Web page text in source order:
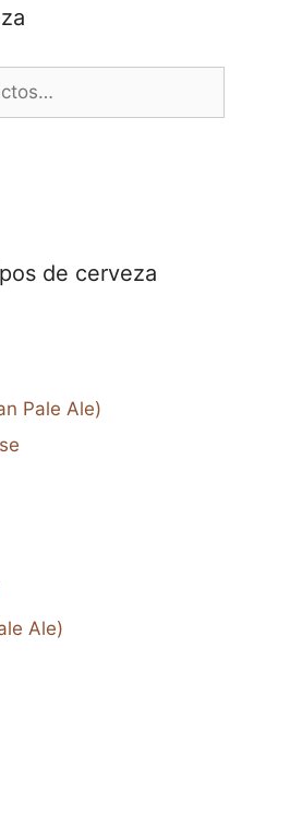
5
de cerveza
Pale Ale)
Ale)